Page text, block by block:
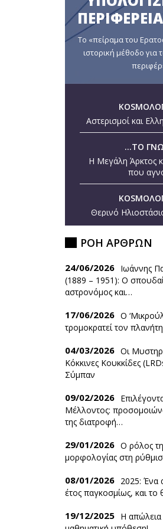
Το «πείραμα του
ιστορική μέθοδο για
Αστερισμοί και
...ΤΟ
Η Μεγάλη Άρκτος
που
Θερινό
ημέρα
ΡΟΗ ΑΡΘΡΩΝ
24/06/2026 Ιωάννης
(1889 – 1951): O
αστρονόμος και…
17/06/2026 Ο
τρομοκρατεί τον πλανήτη
04/03/2026 Οι
Κόκκινες Κουκκίδες
Σύμπαν
09/02/2026
Μέλλοντος:
της διατροφή…
29/01/2026 Ο ρόλος
μορφολογίας στη
08/01/2026 2025: Ένα
έτος παγκοσμίως, και
19/12/2025 Η απώλεια